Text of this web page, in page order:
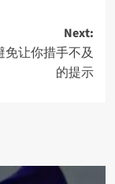
Next:
免让你措手不及
的提示